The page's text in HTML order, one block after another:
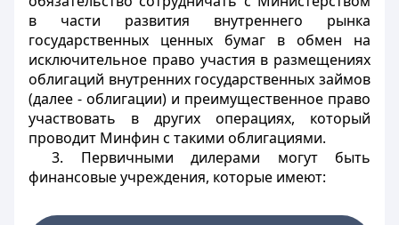
в части развития внутреннего рынка
государственных ценных бумаг в обмен на
исключительное право участия в размещениях
облигаций внутренних государственных займов
(далее - облигации) и преимущественное право
участвовать в других операциях, который
проводит Минфин с такими облигациями.
3. Первичными дилерами могут быть
финансовые учреждения, которые имеют: